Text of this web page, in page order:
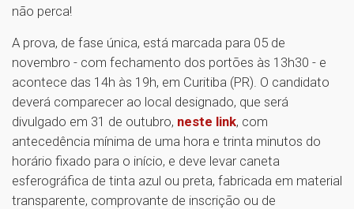
não perca!
A prova, de fase única, está marcada para 05 de
novembro - com fechamento dos portões às 13h30 - e
acontece das 14h às 19h, em Curitiba (PR). O candidato
deverá comparecer ao local designado, que será
divulgado em 31 de outubro, neste link, com
antecedência mínima de uma hora e trinta minutos do
horário fixado para o início, e deve levar caneta
esferográfica de tinta azul ou preta, fabricada em material
transparente, comprovante de inscrição ou de